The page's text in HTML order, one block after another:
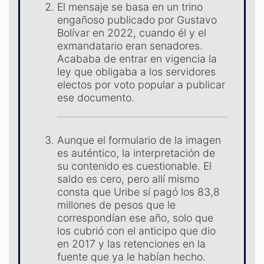
El mensaje se basa en un trino
engañoso publicado por Gustavo
Bolívar en 2022, cuando él y el
exmandatario eran senadores.
Acababa de entrar en vigencia la
ley que obligaba a los servidores
electos por voto popular a publicar
ese documento.
Aunque el formulario de la imagen
es auténtico, la interpretación de
su contenido es cuestionable. El
saldo es cero, pero allí mismo
consta que Uribe sí pagó los 83,8
millones de pesos que le
correspondían ese año, solo que
los cubrió con el anticipo que dio
en 2017 y las retenciones en la
fuente que ya le habían hecho.